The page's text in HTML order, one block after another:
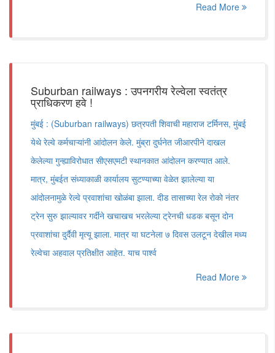
Read More
Suburban railways : उपनगरीय रेल्वेला स्वतंत्र
प्राधिकरण हवे !
मुंबई : (Suburban railways) छत्रपती शिवाची महाराज टर्मिनस, मुंबई
येथे रेल्वे कर्मचाऱ्यांनी आंदोलन केले. मुंब्रा दुर्घनेत जीआरपीने दाखल
केलेल्या गुन्ह्याविरोधात सीएसएमटी स्थानकात आंदोलन करण्यात आले.
मात्र, मुंबईत संध्याकाळी कार्यालय सुटण्याच्या वेळेत झालेल्या या
आंदोलनामुळे रेल्वे प्रवाशांचा खोळंबा झाला. दीड तासाच्या रेल रोको नंतर
ट्रेन सुरु झाल्यावर गर्दीने खचाखच भरलेल्या ट्रेनची धडक बसून दोन
प्रवाशांचा दुर्दैवी मृत्यू झाला. मात्र या घटनेला ७ दिवस उलटून देखील मध्य
रेल्वेचा अहवाल प्रतिक्षीत आहेत. याच पार्श्व
Read More